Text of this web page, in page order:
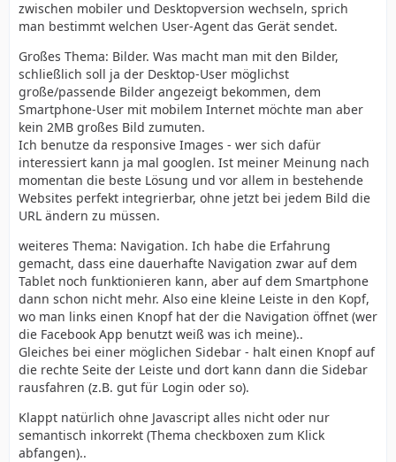
zwischen mobiler und Desktopversion wechseln, sprich
man bestimmt welchen User-Agent das Gerät sendet.
Großes Thema: Bilder. Was macht man mit den Bilder,
schließlich soll ja der Desktop-User möglichst
große/passende Bilder angezeigt bekommen, dem
Smartphone-User mit mobilem Internet möchte man aber
kein 2MB großes Bild zumuten.
Ich benutze da responsive Images - wer sich dafür
interessiert kann ja mal googlen. Ist meiner Meinung nach
momentan die beste Lösung und vor allem in bestehende
Websites perfekt integrierbar, ohne jetzt bei jedem Bild die
URL ändern zu müssen.
weiteres Thema: Navigation. Ich habe die Erfahrung
gemacht, dass eine dauerhafte Navigation zwar auf dem
Tablet noch funktionieren kann, aber auf dem Smartphone
dann schon nicht mehr. Also eine kleine Leiste in den Kopf,
wo man links einen Knopf hat der die Navigation öffnet (wer
die Facebook App benutzt weiß was ich meine)..
Gleiches bei einer möglichen Sidebar - halt einen Knopf auf
die rechte Seite der Leiste und dort kann dann die Sidebar
rausfahren (z.B. gut für Login oder so).
Klappt natürlich ohne Javascript alles nicht oder nur
semantisch inkorrekt (Thema checkboxen zum Klick
abfangen)..